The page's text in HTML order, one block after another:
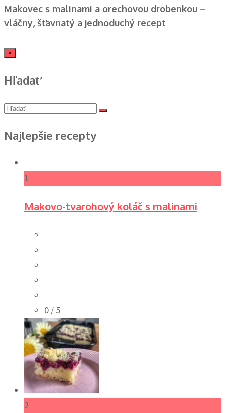
Makovec s malinami a orechovou drobenkou –
vláčny, šťavnatý a jednoduchý recept
×
Hľadať
Najlepšie recepty
1
Makovo-tvarohový koláč s malinami
0 / 5
2